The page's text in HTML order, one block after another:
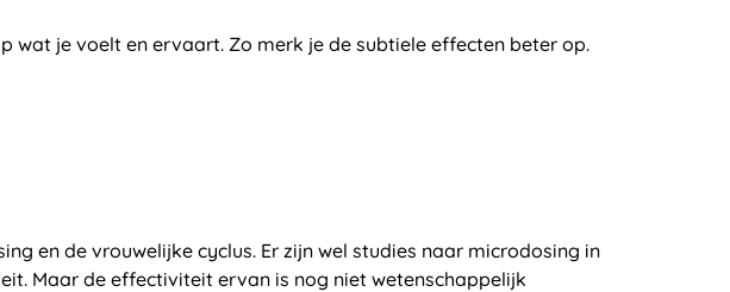
wat je voelt en ervaart. Zo merk je de subtiele effecten beter op.
en de vrouwelijke cyclus. Er zijn wel studies naar microdosing in
Maar de effectiviteit ervan is nog niet wetenschappelijk